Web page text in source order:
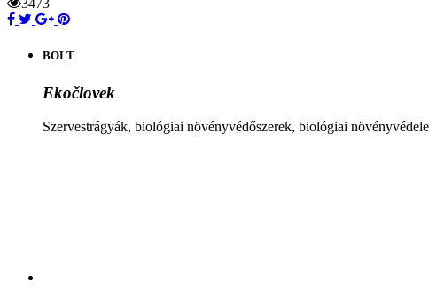
3473
BOLT
Ekočlovek
Szervestrágyák, biológiai növényvédőszerek, biológiai